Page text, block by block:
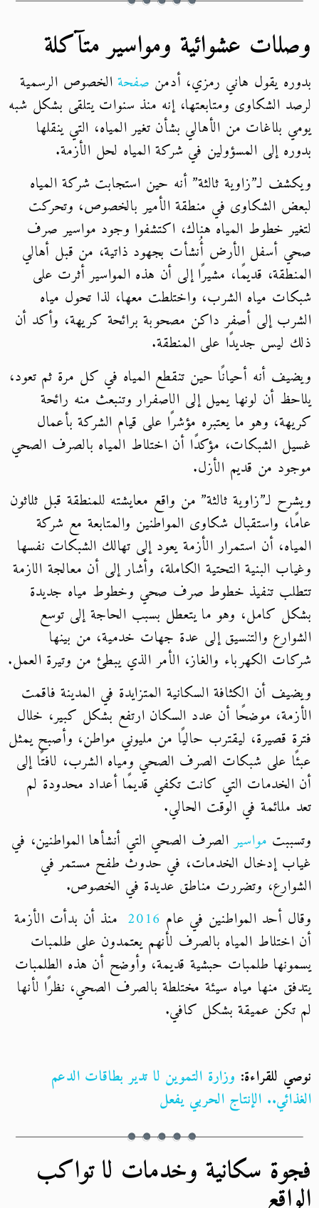
وصلات عشوائية ومواسير متآكلة
بدوره يقول هاني رمزي، أدمن صفحةالخصوص الرسمية
لرصد الشكاوى ومتابعتها، إنه منذ سنوات يتلقى بشكل شبه
يومي بلاغات من الأهالي بشأن تغير المياه، التي ينقلها
بدوره إلى المسؤولين في شركة المياه لحل الأزمة.
ويكشف لـ”زاوية ثالثة” أنه حين استجابت شركة المياه
لبعض الشكاوى في منطقة الأمير بالخصوص، وتحركت
لتغير خطوط المياه هناك، اكتشفوا وجود مواسير صرف
صحي أسفل الأرض أُنشأت بجهود ذاتية، من قبل أهالي
المنطقة، قديمًا، مشيرًا إلى أن هذه المواسير أثرت على
شبكات مياه الشرب، واختلطت معها، لذا تحول مياه
الشرب إلى أصفر داكن مصحوبة برائحة كريهة، وأكد أن
ذلك ليس جديدًا على المنطقة.
ويضيف أنه أحيانًا حين تنقطع المياه في كل مرة ثم تعود،
يلاحظ أن لونها يميل إلى الاصفرار وتنبعث منه رائحة
كريهة، وهو ما يعتبره مؤشرًا على قيام الشركة بأعمال
غسيل الشبكات، مؤكدًا أن اختلاط المياه بالصرف الصحي
موجود من قديم الأزل.
ويشرح لـ”زاوية ثالثة” من واقع معايشته للمنطقة قبل ثلاثون
عامًا، واستقبال شكاوى المواطنين والمتابعة مع شركة
المياه، أن استمرار الأزمة يعود إلى تهالك الشبكات نفسها
وغياب البنية التحتية الكاملة، وأشار إلى أن معالجة الازمة
تتطلب تنفيذ خطوط صرف صحي وخطوط مياه جديدة
بشكل كامل، وهو ما يتعطل بسبب الحاجة إلى توسع
الشوارع والتنسيق إلى عدة جهات خدمية، من بينها
شركات الكهرباء والغاز، الأمر الذي يبطئ من وتيرة العمل.
ويضيف أن الكثافة السكانية المتزايدة في المدينة فاقمت
الأزمة، موضحًا أن عدد السكان ارتفع بشكل كبير، خلال
فترة قصيرة، ليقترب حاليًا من مليوني مواطن، وأصبح يمثل
عبئًا على شبكات الصرف الصحي ومياه الشرب، لافتًا إلى
أن الخدمات التي كانت تكفي قديمًا أعداد محدودة لم
تعد ملائمة في الوقت الحالي.
وتسببت مواسيرالصرف الصحي التي أنشأها المواطنين، في
غياب إدخال الخدمات، في حدوث طفح مستمر في
الشوارع، وتضررت مناطق عديدة في الخصوص.
وقال أحد المواطنين في عام 2016 منذ أن بدأت الأزمة
أن اختلاط المياه بالصرف لأنهم يعتمدون على طلمبات
يسمونها طلمبات حبشية قديمة، وأوضح أن هذه الطلمبات
يتدفق منها مياه سيئة مختلطة بالصرف الصحي، نظرًا لأنها
لم تكن عميقة بشكل كافي.
نوصي للقراءة: وزارة التموين لا تدير بطاقات الدعم
الغذائي.. الإنتاج الحربي يفعل
فجوة سكانية وخدمات لا تواكب